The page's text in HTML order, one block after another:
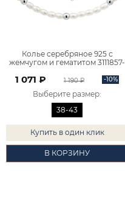
Колье серебряное 925 с
жемчугом и гематитом 3111857-
1 071 ₽ 1 190 ₽ -10%
Выберите размер:
38-43
Купить в один клик
В КОРЗИНУ